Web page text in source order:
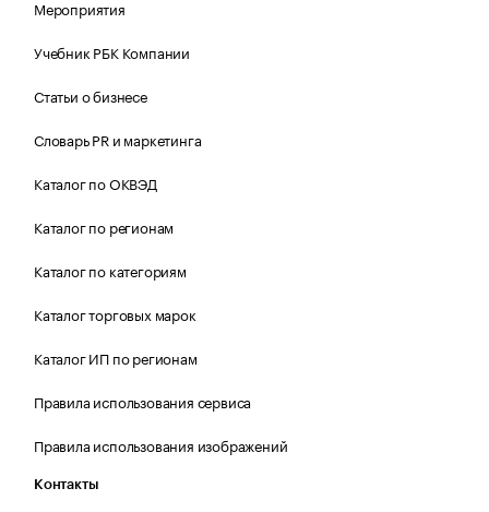
Мероприятия
Учебник РБК Компании
Статьи о бизнесе
Словарь PR и маркетинга
Каталог по ОКВЭД
Каталог по регионам
Каталог по категориям
Каталог торговых марок
Каталог ИП по регионам
Правила использования сервиса
Правила использования изображений
Контакты